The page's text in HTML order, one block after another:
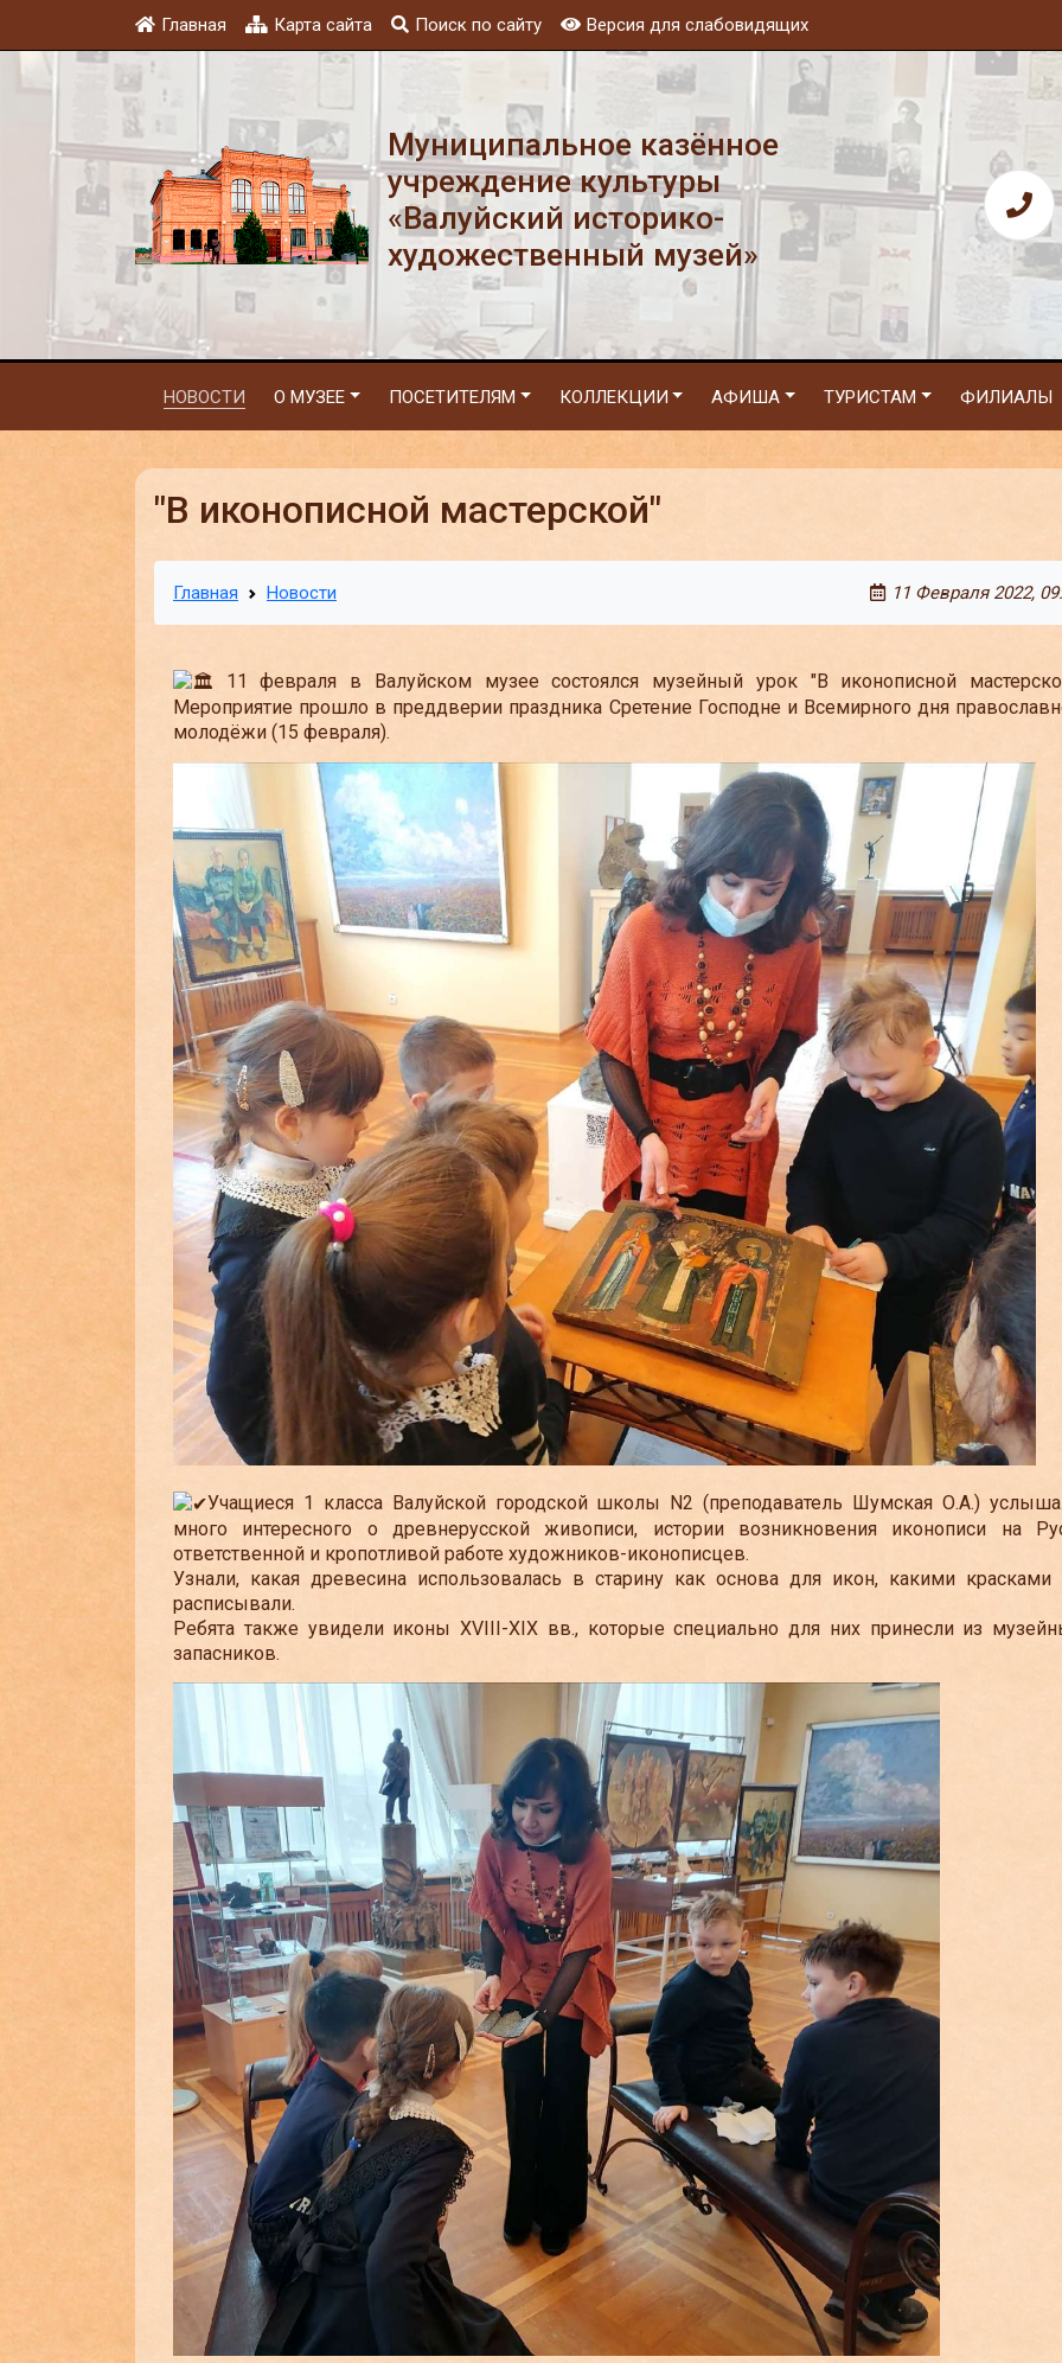
Главная Карта сайта Поиск по сайту Версия для слабовидящих
Муниципальное казённое
учреждение культуры
«Валуйский историко-
художественный музей»
НОВОСТИ О МУЗЕЕ ПОСЕТИТЕЛЯМ КОЛЛЕКЦИИ АФИША ТУРИСТАМ ФИЛИАЛЫ
"В иконописной мастерской"
Главная Новости 11 Февраля 2022,
11 февраля в Валуйском музее состоялся музейный урок "В иконописной
Мероприятие прошло в преддверии праздника Сретение Господне и Всемирного дня
молодёжи (15 февраля).
Учащиеся 1 класса Валуйской городской школы N2 (преподаватель Шумская О.А.)
много интересного о древнерусской живописи, истории возникновения иконописи на
ответственной и кропотливой работе художников-иконописцев.
Узнали, какая древесина использовалась в старину как основа для икон, какими красками
расписывали.
Ребята также увидели иконы XVIII-XIX вв., которые специально для них принесли из
запасников.